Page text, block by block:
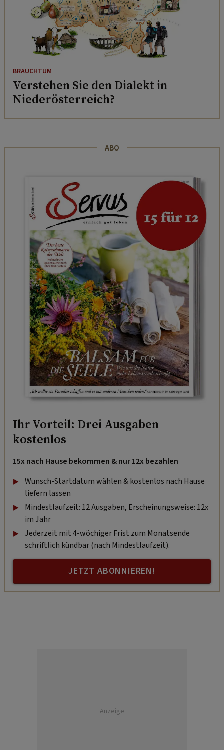
BRAUCHTUM
Verstehen Sie den Dialekt in
Niederösterreich?
ABO
Ihr Vorteil: Drei Ausgaben
kostenlos
15x nach Hause bekommen & nur 12x bezahlen
Wunsch-Startdatum wählen & kostenlos nach Hause
liefern lassen
Mindestlaufzeit: 12 Ausgaben, Erscheinungsweise: 12x
im Jahr
Jederzeit mit 4-wöchiger Frist zum Monatsende
schriftlich kündbar (nach Mindestlaufzeit).
JETZT ABONNIEREN!
Anzeige